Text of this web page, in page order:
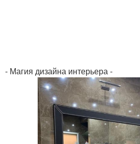
- Магия дизайна интерьера -